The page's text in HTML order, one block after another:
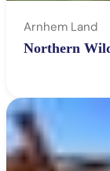
Arnhem Land
Northern